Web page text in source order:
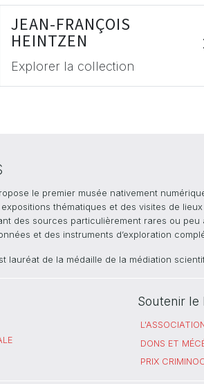
JEAN-FRANÇOIS
HEINTZEN
Explorer la collection
le premier musée nativement
thématiques et des visites de
des sources particulièrement rares ou
et des instruments d’exploration
lauréat de la médaille de la médiation
Soutenir le
DONS ET
PRIX